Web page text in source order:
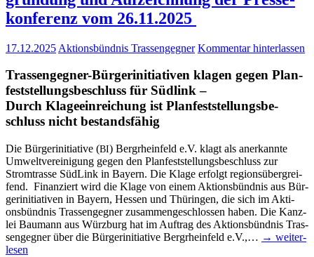
kon­fe­renz vom 26.11.2025
17.12.2025 Aktionsbündnis Trassengegner Kommentar hinterlassen
Tras­­sen­­ge­g­­ner-Bür­­ger­initia­­ti­­ven kla­gen gegen Plan­
fest­stel­lungs­be­schluss für Südlink –
Durch Kla­ge­ein­rei­chung ist Plan­fest­stel­lungs­be­
schluss nicht bestandsfähig
Die Bür­ger­initia­ti­ve (BI) Berg­rhein­feld e.V. klagt als aner­kann­te
Umwelt­ver­ei­ni­gung gegen den Plan­fest­stel­lungs­be­schluss zur
Strom­tras­se Süd­Link in Bay­ern. Die Kla­ge erfolgt regi­ons­über­grei­
fend. Finan­ziert wird die Kla­ge von einem Akti­ons­bünd­nis aus Bür­
ger­initia­ti­ven in Bay­ern, Hes­sen und Thü­rin­gen, die sich im Akti­
ons­bünd­nis Tras­sen­geg­ner zusam­men­ge­schlos­sen haben. Die Kanz­
lei Bau­mann aus Würz­burg hat im Auf­trag des Akti­ons­bünd­nis Tras­
sen­geg­ner über die Bür­ger­initia­ti­ve Berg­rhein­feld e.V.,… → wei­ter­
le­sen